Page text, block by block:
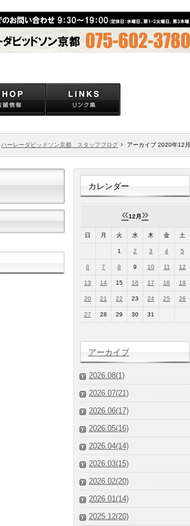
ハーレーダビッドソン京都 スタッフブログ アーカイブ 2020年12月
カレンダー
«12月 »
日 月 火 水 木 金 土
1 2 3 4 5
6 7 8 9 10 11 12
13 14 15 16 17 18 19
20 21 22 23 24 25 26
27 28 29 30 31
アーカイブ
2026.08(1)
2026.07(21)
2026.06(17)
2026.05(16)
2026.04(14)
2026.03(15)
2026.02(20)
2026.01(14)
2025.12(20)